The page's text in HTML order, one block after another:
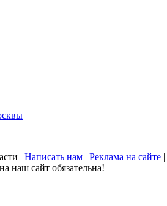
| Написать нам | Реклама на сайте |
наш сайт обязательна!